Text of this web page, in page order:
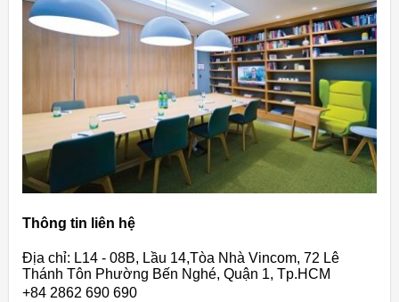
Thông tin liên hệ
Địa chỉ: L14 - 08B, Lầu 14,Tòa Nhà Vincom, 72 Lê
Thánh Tôn Phường Bến Nghé, Quận 1, Tp.HCM
+84 2862 690 690